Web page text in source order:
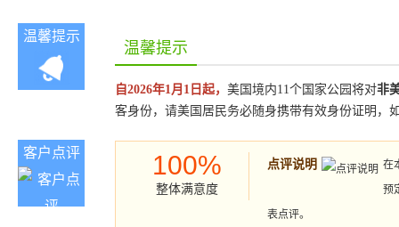
温馨提示
温馨提示
自2026年1月1日起， 美国境内11个国家公园将对非
客身份，请美国居民务必随身携带有效身份证明，
客户点评 100%
整体满意度
点评说明
在
预
表点评。